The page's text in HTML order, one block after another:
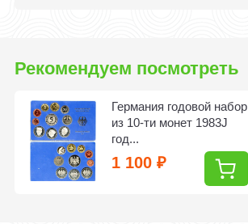
Рекомендуем посмотреть
Германия годовой набор
из 10-ти монет 1983J
год...
1 100₽